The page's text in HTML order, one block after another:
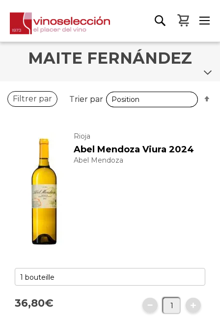
Mon
MAITE FERNÁNDEZ
Rioja
Abel Mendoza Viura 2024
Abel Mendoza
36,80€
Filtrer par Trier par
Trier par